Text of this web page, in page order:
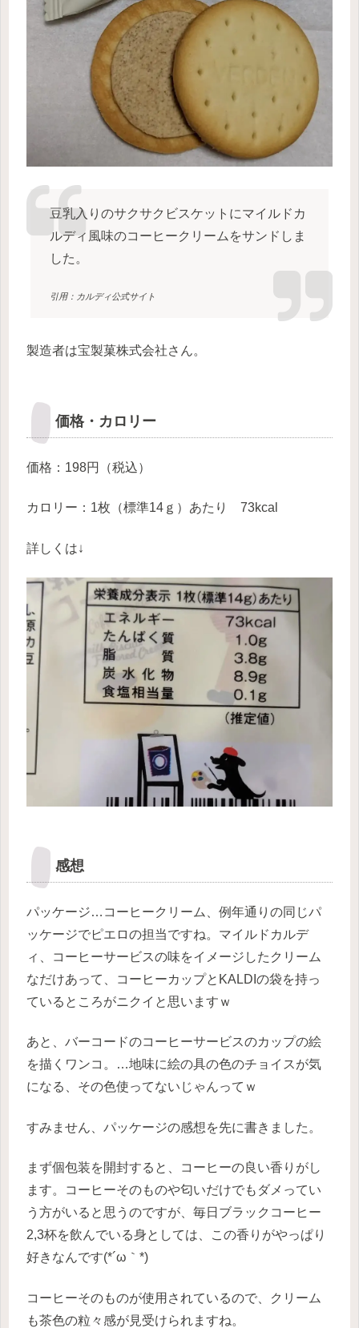
豆乳入りのサクサクビスケットにマイルドカ
ルディ風味のコーヒークリームをサンドしま
した。
引用：カルディ公式サイト
製造者は宝製菓株式会社さん。
価格・カロリー
価格：198円（税込）
カロリー：1枚（標準14ｇ）あたり 73kcal
詳しくは↓
感想
パッケージ…コーヒークリーム、例年通りの同じパ
ッケージでピエロの担当ですね。マイルドカルデ
ィ、コーヒーサービスの味をイメージしたクリーム
なだけあって、コーヒーカップとKALDIの袋を持っ
ているところがニクイと思いますｗ
あと、バーコードのコーヒーサービスのカップの絵
を描くワンコ。…地味に絵の具の色のチョイスが気
になる、その色使ってないじゃんってｗ
すみません、パッケージの感想を先に書きました。
まず個包装を開封すると、コーヒーの良い香りがし
ます。コーヒーそのものや匂いだけでもダメってい
う方がいると思うのですが、毎日ブラックコーヒー
2,3杯を飲んでいる身としては、この香りがやっぱり
好きなんです(*´ω｀*)
コーヒーそのものが使用されているので、クリーム
も茶色の粒々感が見受けられますね。